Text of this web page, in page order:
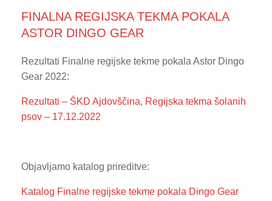
FINALNA REGIJSKA TEKMA POKALA
ASTOR DINGO GEAR
Rezultati Finalne regijske tekme pokala Astor Dingo
Gear 2022:
Rezultati – ŠKD Ajdovščina, Regijska tekma šolanih
psov – 17.12.2022
Objavljamo katalog prireditve:
Katalog Finalne regijske tekme pokala Dingo Gear